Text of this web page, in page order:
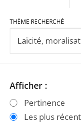
THÈME RECHERCHÉ
Passer
les
filtres
Passer
les
filtres
Afficher :
Pertinence
Les plus